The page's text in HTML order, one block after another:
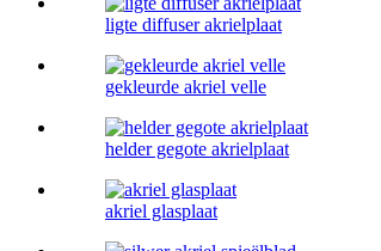
ligte diffuser akrielplaat
gekleurde akriel velle
helder gegote akrielplaat
akriel glasplaat